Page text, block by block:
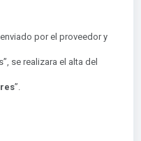
enviado por el proveedor y
se realizara el alta del
”.